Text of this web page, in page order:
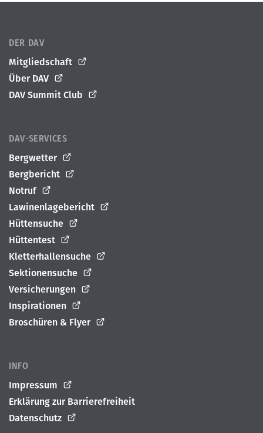
DER DAV
Mitgliedschaft
Über DAV
DAV Summit Club
DAV-SERVICES
Bergwetter
Bergbericht
Notruf
Lawinenlagebericht
Hüttensuche
Hüttentest
Kletterhallensuche
Sektionensuche
Versicherungen
Inspirationen
Broschüren & Flyer
INFO
Impressum
Erklärung zur Barrierefreiheit
Datenschutz